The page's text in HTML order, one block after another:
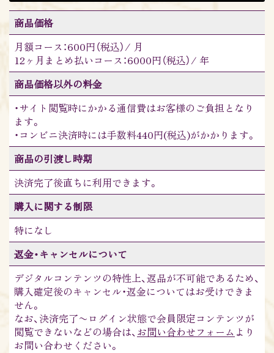
商品価格
月額コース：600円（税込）/ 月
12ヶ月まとめ払いコース：6000円（税込）/ 年
商品価格以外の料金
・サイト閲覧時にかかる通信費はお客様のご負担となり
ます。
・コンビニ決済時には手数料440円(税込)がかかります。
商品の引渡し時期
決済完了後直ちに利用できます。
購入に関する制限
特になし
返金・キャンセルについて
デジタルコンテンツの特性上、返品が不可能であるため、
購入確定後のキャンセル・返金についてはお受けできま
せん。
なお、決済完了〜ログイン状態で会員限定コンテンツが
閲覧できないなどの場合は、 お問い合わせフォーム より
お問い合わせください。